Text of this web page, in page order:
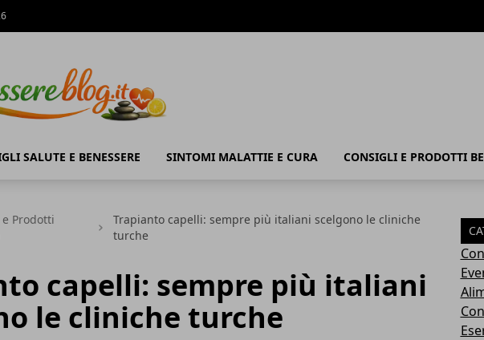
SALUTE E BENESSERE SINTOMI MALATTIE E CURA CONSIGLI E PRODOTTI
Prodotti
Trapianto capelli: sempre più italiani scelgono le cliniche
turche
capelli: sempre più italiani
le cliniche turche